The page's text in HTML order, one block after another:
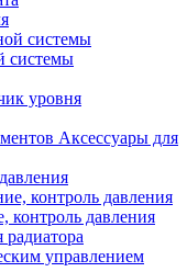
системы
уровня
Аксессуары для
контроль давления
радиатора
управлением